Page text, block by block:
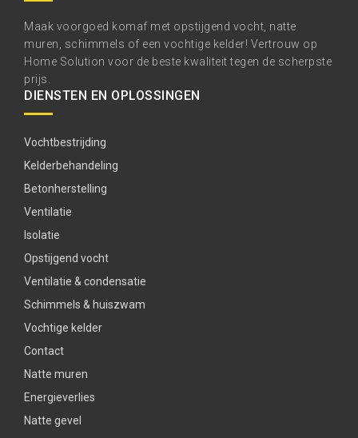
Maak voorgoed komaf met opstijgend vocht, natte
muren, schimmels of een vochtige kelder! Vertrouw op
Home Solution voor de beste kwaliteit tegen de scherpste
prijs.
DIENSTEN EN OPLOSSINGEN
Vochtbestrijding
Kelderbehandeling
Betonherstelling
Ventilatie
Isolatie
Opstijgend vocht
Ventilatie & condensatie
Schimmels & huiszwam
Vochtige kelder
Contact
Natte muren
Energieverlies
Natte gevel